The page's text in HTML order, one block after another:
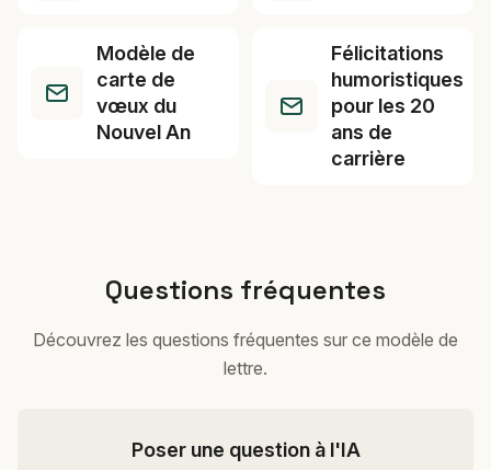
Modèle de
carte de
vœux du
Nouvel An
Félicitations
humoristiques
pour les 20
ans de
carrière
Questions fréquentes
Découvrez les questions fréquentes sur ce modèle de
lettre.
Poser une question à l'IA